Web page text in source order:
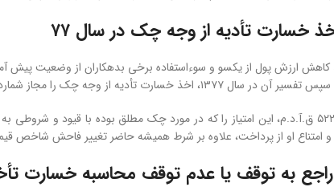
خسارت تأدیه از وجه چک در سال ۷۷
اخذ خسارت تأدیه از وجه چک را مجاز شمارد.
در سال ١٣٧٩ ماده ۵٢٢ ق.آ.د.م، این امتیاز را که در مورد چک مطلق بوده با
امتناع او از پرداخت، علاوه بر شرط همیشه حاضر تغییر فاحش شاخص
به توقف یا عدم توقف محاسبه خسارت